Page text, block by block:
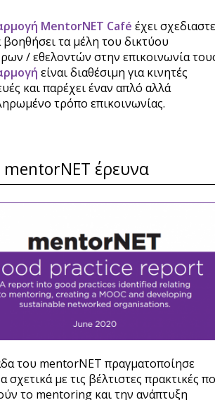
MentorNET Café έχει
βοηθήσει τα μέλη του δικτύου
/ εθελοντών στην επικοινωνία
είναι διαθέσιμη για κινητές
και παρέχει έναν απλό αλλά
τρόπο επικοινωνίας.
mentorNET έρευνα
του mentorNET πραγματοποίησε
σχετικά με τις βέλτιστες πρακτικές
το mentoring και την ανάπτυξη